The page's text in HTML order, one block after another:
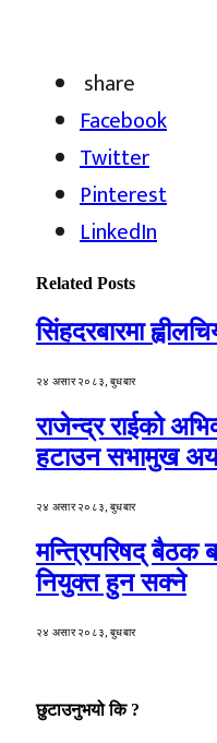
share
Facebook
Twitter
Pinterest
LinkedIn
Related Posts
सिंहदरबारमा
२४ असार २०८३, बुधबार
राजेन्द्र राईको
हटाउन सभामुख
२४ असार २०८३, बुधबार
मन्त्रिपरिषद् बैठक
नियुक्त हुन सक्ने
२४ असार २०८३, बुधबार
छुटाउनुभयो कि ?